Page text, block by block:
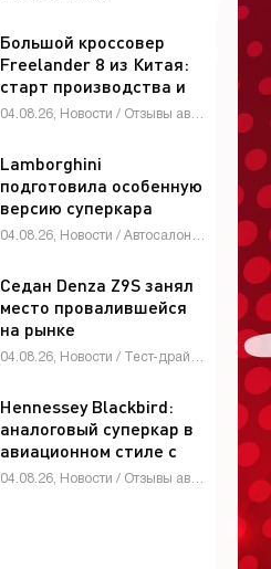
Большой кроссовер
Freelander 8 из Китая:
старт производства и
глобальные амбиции -
Lamborghini
подготовила особенную
версию суперкара
Revuelto -
Седан Denza Z9S занял
место провалившейся
на рынке
четырехдверки Denza
Hennessey Blackbird:
аналоговый суперкар в
авиационном стиле с
атмосферным V8 и МКП